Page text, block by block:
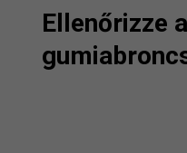
Ellenőrizze